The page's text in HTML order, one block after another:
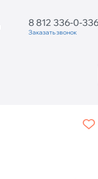
8 812 336-0-
Заказать звонок